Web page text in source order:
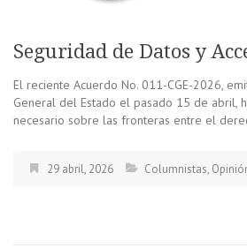
Seguridad de Datos y
El reciente Acuerdo No. 011-CGE-2026,
General del Estado el pasado 15 de abril,
necesario sobre las fronteras entre el
29 abril, 2026 Columnistas,